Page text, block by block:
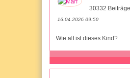
30332 Beiträge
16.04.2026 09:50
Wie alt ist dieses Kind?